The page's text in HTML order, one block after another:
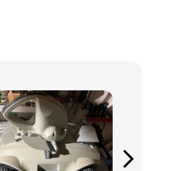
arrow_forward_ios